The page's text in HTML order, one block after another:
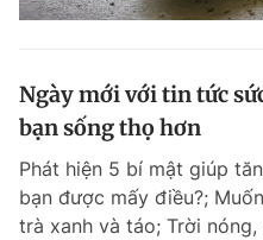
Ngày mới với tin tức
bạn sống thọ hơn
Phát hiện 5 bí mật giúp
bạn được mấy điều?;
trà xanh và táo; Trời